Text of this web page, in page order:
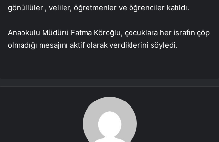
gönüllüleri, veliler, öğretmenler ve öğrenciler katıldı.
Anaokulu Müdürü Fatma Köroğlu, çocuklara her israfın çöp
olmadığı mesajını aktif olarak verdiklerini söyledi.